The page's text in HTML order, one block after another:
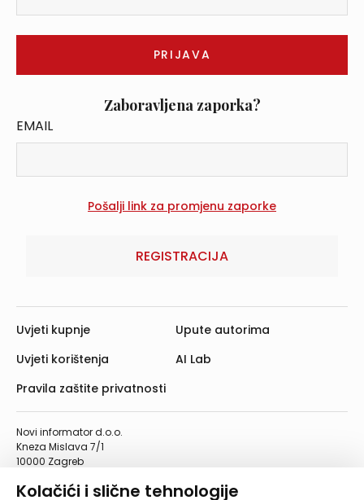
Kolačići i slične tehnologije
Zaboravljena zaporka?
EMAIL
REGISTRACIJA
Novi informator d.o.o.
Kneza Mislava 7/1
10000 Zagreb
Telefaks: 01/4612-553
Uvjeti kupnje
Uvjeti korištenja
Pravila zaštite privatnosti
Upute autorima
AI Lab